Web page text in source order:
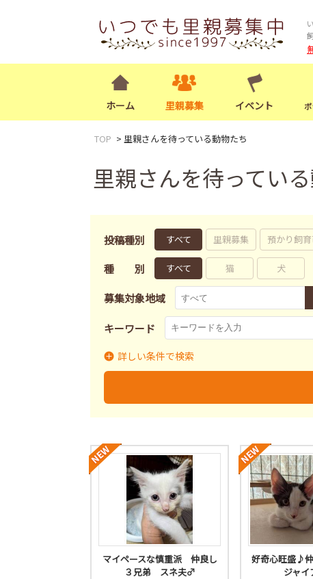
ホーム 里親募集 イベント
TOP 里親さんを待っている動物たち
里親さんを待ってい
投稿種別 すべて 里親募集 預かり飼
種別 すべて 猫 犬
募集対象地域
キーワード
募集状況 里親募集
詳しい条件で検索
マイペースな慎重派 仲良し
３兄弟 スネ夫♂
好奇心旺盛♪
ジャ